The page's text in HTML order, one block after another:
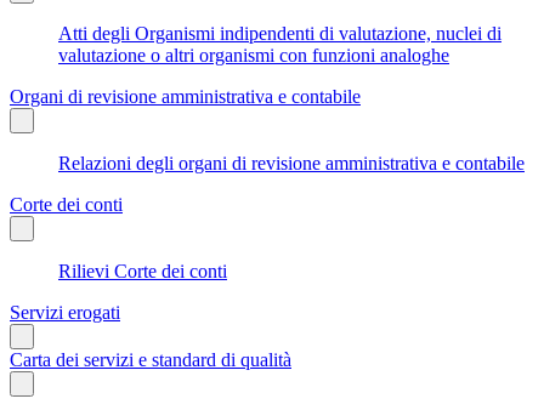
Atti degli Organismi indipendenti di valutazione, nuclei di
valutazione o altri organismi con funzioni analoghe
Organi di revisione amministrativa e contabile
Relazioni degli organi di revisione amministrativa e contabile
Corte dei conti
Rilievi Corte dei conti
Servizi erogati
Carta dei servizi e standard di qualità